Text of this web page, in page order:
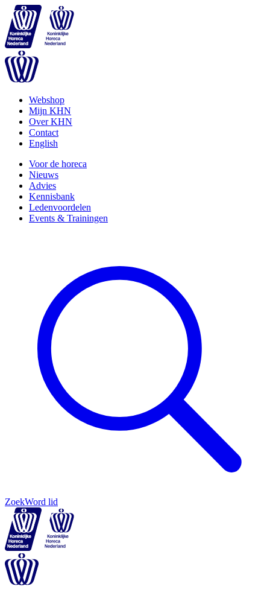
Webshop
Mijn KHN
Over KHN
Contact
English
Voor de horeca
Nieuws
Advies
Kennisbank
Ledenvoordelen
Events & Trainingen
ZoekWord lid